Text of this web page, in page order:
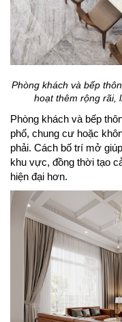
Phòng khách và bếp
hoạt thêm rộng rãi,
Phòng khách và bếp
phố, chung cư hoặc
phải. Cách bố trí mở
khu vực, đồng thời tạo
hiện đại hơn.